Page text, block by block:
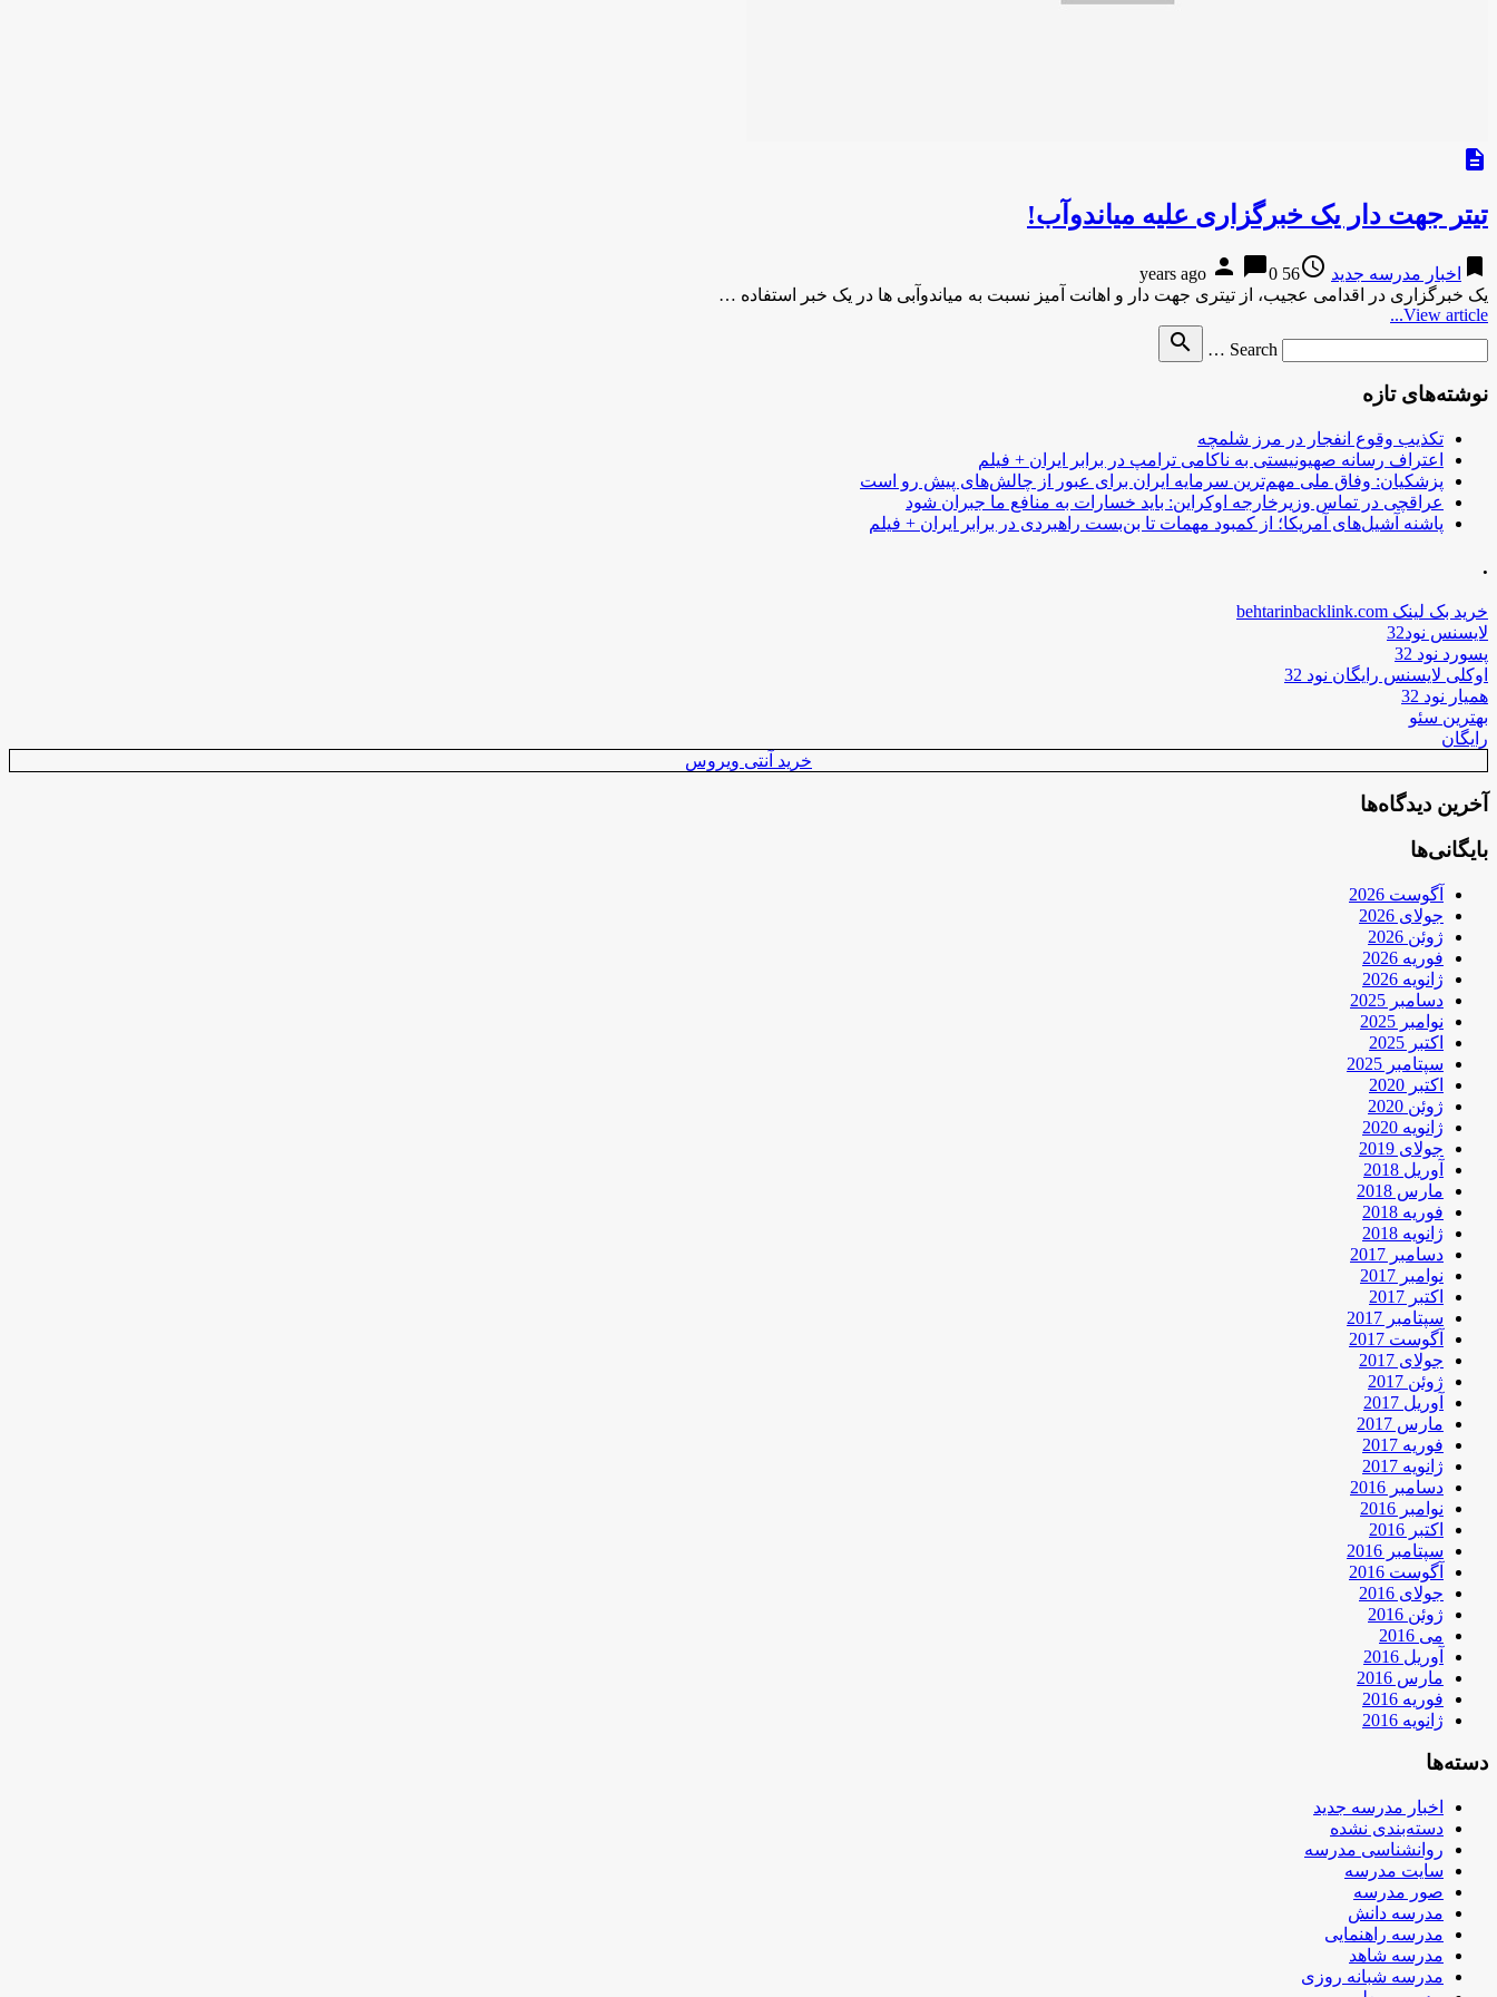
description
تیتر جهت دار یک خبرگزاری علیه میاندوآب!
bookmark اخبار مدرسه جدید access_time
56 years ago
person chat_bubble0
یک خبرگزاری در اقدامی عجیب، از تیتری جهت دار و اهانت آمیز نسبت به میاندوآبی ها در یک خبر استفاده …
View article...
Search …
search
نوشته‌های تازه
تکذیب وقوع انفجار در مرز شلمچه
اعتراف رسانه صهیونیستی به ناکامی ترامپ در برابر ایران + فیلم
پزشکیان: وفاق ملی مهم‌ترین سرمایه ایران برای عبور از چالش‌های پیش رو است
عراقچی در تماس وزیرخارجه اوکراین: باید خسارات به منافع ما جبران شود
پاشنه آشیل‌های آمریکا؛ از کمبود مهمات تا بن‌بست راهبردی در برابر ایران + فیلم
.
خرید بک لینک behtarinbacklink.com
لایسنس نود32
پسورد نود 32
اوکلی لایسنس رایگان نود 32
همیار نود 32
بهترین سئو
رایگان
خرید آنتی ویروس
آخرین دیدگاه‌ها
بایگانی‌ها
آگوست 2026
جولای 2026
ژوئن 2026
فوریه 2026
ژانویه 2026
دسامبر 2025
نوامبر 2025
اکتبر 2025
سپتامبر 2025
اکتبر 2020
ژوئن 2020
ژانویه 2020
جولای 2019
آوریل 2018
مارس 2018
فوریه 2018
ژانویه 2018
دسامبر 2017
نوامبر 2017
اکتبر 2017
سپتامبر 2017
آگوست 2017
جولای 2017
ژوئن 2017
آوریل 2017
مارس 2017
فوریه 2017
ژانویه 2017
دسامبر 2016
نوامبر 2016
اکتبر 2016
سپتامبر 2016
آگوست 2016
جولای 2016
ژوئن 2016
می 2016
آوریل 2016
مارس 2016
فوریه 2016
ژانویه 2016
دسته‌ها
اخبار مدرسه جدید
دسته‌بندی نشده
روانشناسی مدرسه
سایت مدرسه
صور مدرسه
مدرسه دانش
مدرسه راهنمایی
مدرسه شاهد
مدرسه شبانه روزی